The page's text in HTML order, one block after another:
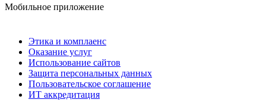
Мобильное приложение
Этика и комплаенс
Оказание услуг
Использование сайтов
Защита персональных данных
Пользовательское соглашение
ИТ аккредитация